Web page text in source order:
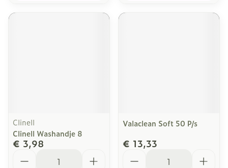
Clinell
Clinell Washandje 8
€ 3,98
Valaclean Soft 50 P/s
€ 13,33